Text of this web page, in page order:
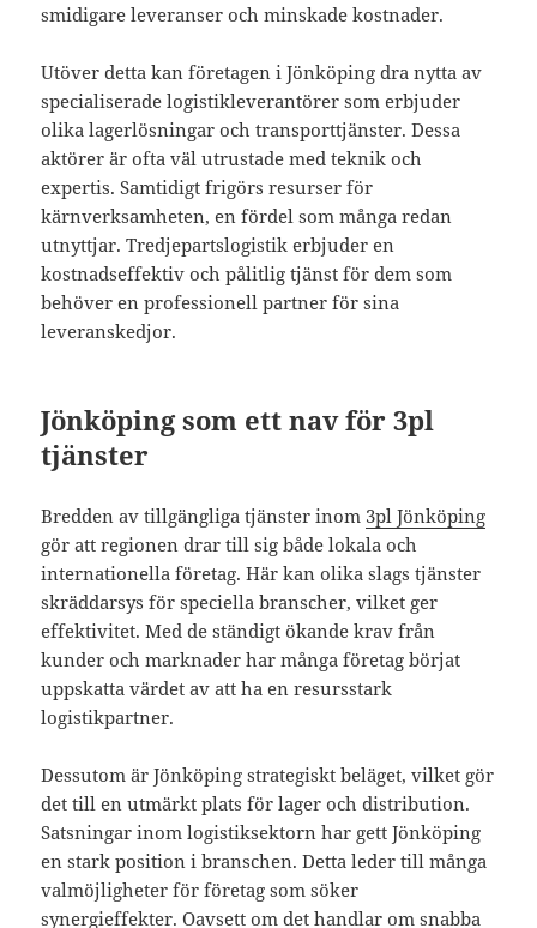
smidigare leveranser och minskade kostnader.
Utöver detta kan företagen i Jönköping dra nytta av
specialiserade logistikleverantörer som erbjuder
olika lagerlösningar och transporttjänster. Dessa
aktörer är ofta väl utrustade med teknik och
expertis. Samtidigt frigörs resurser för
kärnverksamheten, en fördel som många redan
utnyttjar. Tredjepartslogistik erbjuder en
kostnadseffektiv och pålitlig tjänst för dem som
behöver en professionell partner för sina
leveranskedjor.
Jönköping som ett nav för 3pl
tjänster
Bredden av tillgängliga tjänster inom 3pl Jönköping
gör att regionen drar till sig både lokala och
internationella företag. Här kan olika slags tjänster
skräddarsys för speciella branscher, vilket ger
effektivitet. Med de ständigt ökande krav från
kunder och marknader har många företag börjat
uppskatta värdet av att ha en resursstark
logistikpartner.
Dessutom är Jönköping strategiskt beläget, vilket gör
det till en utmärkt plats för lager och distribution.
Satsningar inom logistiksektorn har gett Jönköping
en stark position i branschen. Detta leder till många
valmöjligheter för företag som söker
synergieffekter. Oavsett om det handlar om snabba